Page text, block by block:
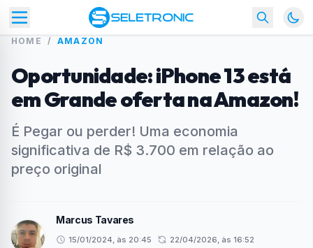
HOME / AMAZON
Oportunidade: iPhone 13 está
em Grande oferta na Amazon!
É Pegar ou perder! Uma economia
significativa de R$ 3.700 em relação ao
preço original
Marcus Tavares
15/01/2024, às 20:45 22/04/2026, às 16:52
·